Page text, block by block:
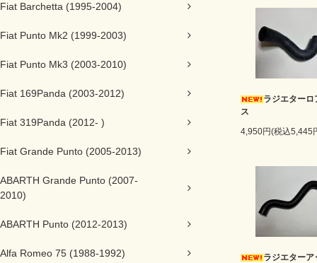
Fiat Barchetta (1995-2004)
Fiat Punto Mk2 (1999-2003)
Fiat Punto Mk3 (2003-2010)
Fiat 169Panda (2003-2012)
Fiat 319Panda (2012- )
Fiat Grande Punto (2005-2013)
ABARTH Grande Punto (2007-
2010)
ABARTH Punto (2012-2013)
Alfa Romeo 75 (1988-1992)
ラジエターロ
ス
4,950円(税込5,445
ラジエターア